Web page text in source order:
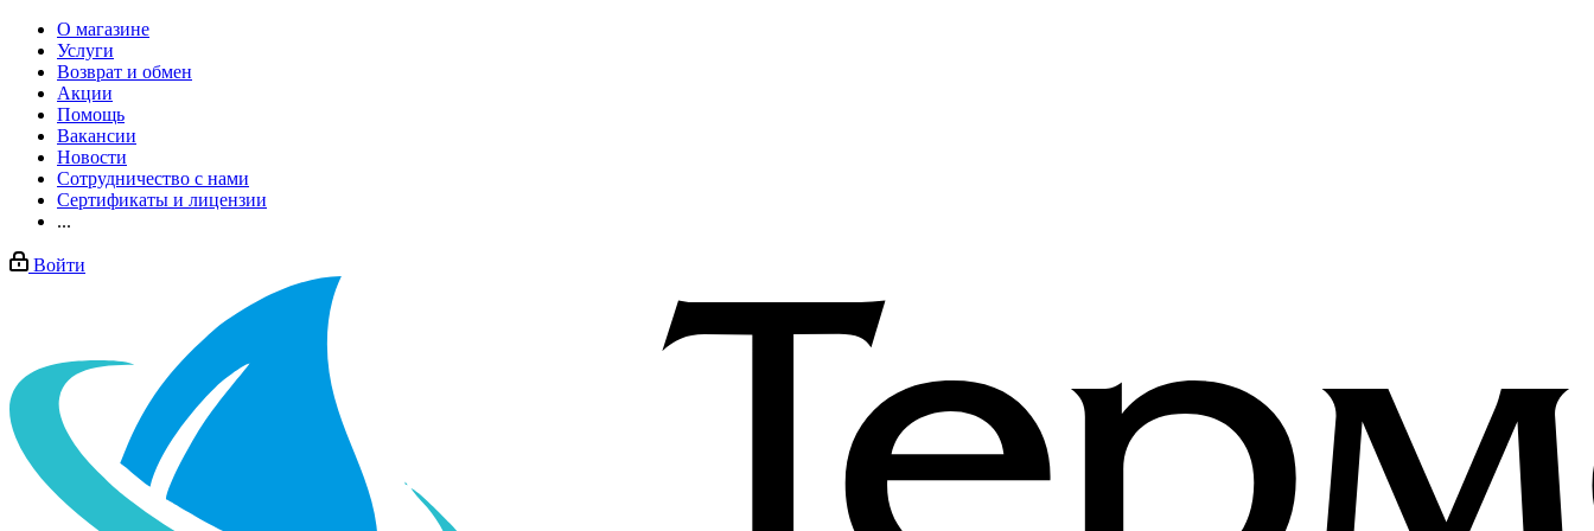
О магазине
Услуги
Возврат и обмен
Акции
Помощь
Вакансии
Новости
Сотрудничество с нами
Сертификаты и лицензии
...
Войти